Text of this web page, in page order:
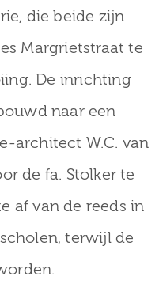
die beide zijn
Margrietstraat te
De inrichting
naar een
architect W.C. van
de fa. Stolker te
af van de reeds in
terwijl de